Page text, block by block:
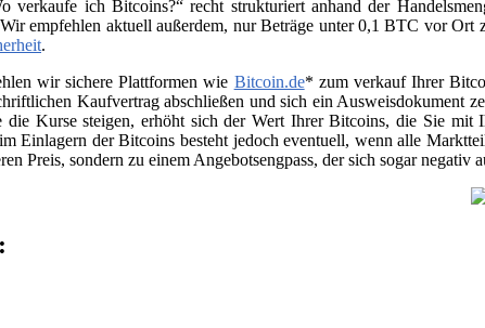
verkaufe ich Bitcoins?“ recht strukturiert anhand der
empfehlen aktuell außerdem, nur Beträge unter 0,1 BTC vor
.
wir sichere Plattformen wie Bitcoin.de* zum verkauf Ihrer
Kaufvertrag abschließen und sich ein Ausweisdokument
die Kurse steigen, erhöht sich der Wert Ihrer Bitcoins, die Sie
Einlagern der Bitcoins besteht jedoch eventuell, wenn alle
Preis, sondern zu einem Angebotsengpass, der sich sogar